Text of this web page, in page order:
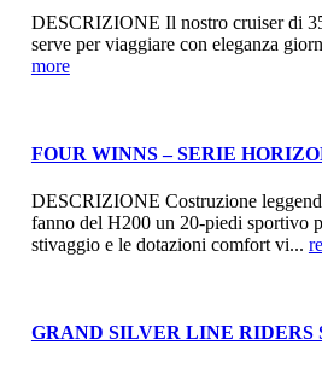
DESCRIZIONE Il nostro cruiser di
serve per viaggiare con eleganza
more
FOUR WINNS – SERIE
DESCRIZIONE Costruzione
fanno del H200 un 20-piedi sportivo
stivaggio e le dotazioni comfort vi...
GRAND SILVER LINE RIDERS